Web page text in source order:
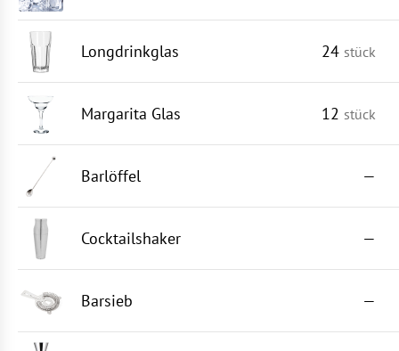
Longdrinkglas 24 stück
Margarita Glas 12 stück
Barlöffel —
Cocktailshaker —
Barsieb —